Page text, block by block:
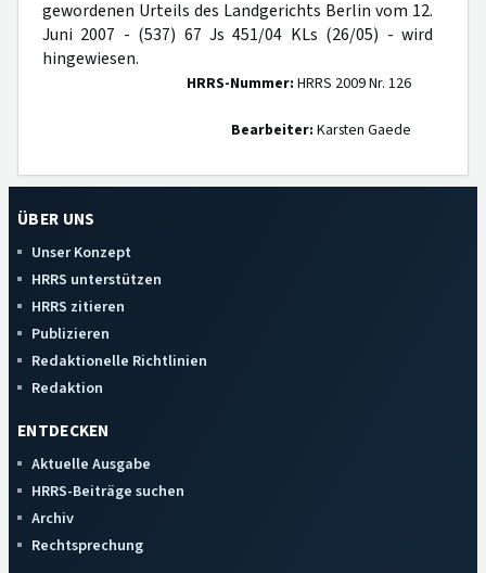
gewordenen Urteils des Landgerichts Berlin vom 12.
Juni 2007 - (537) 67 Js 451/04 KLs (26/05) - wird
hingewiesen.
HRRS-Nummer: HRRS 2009 Nr. 126
Bearbeiter: Karsten Gaede
ÜBER UNS
Unser Konzept
HRRS unterstützen
HRRS zitieren
Publizieren
Redaktionelle Richtlinien
Redaktion
ENTDECKEN
Aktuelle Ausgabe
HRRS-Beiträge suchen
Archiv
Rechtsprechung